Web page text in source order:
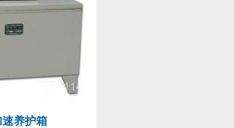
养护箱